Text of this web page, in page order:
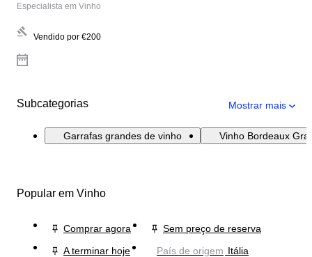
Especialista em Vinho
Vendido por €200
Subcategorias Mostrar mais
Garrafas grandes de vinho Vinho Bordeaux
Popular em Vinho
Comprar agora
Sem preço de reserva
A terminar hoje
País de origem Itália